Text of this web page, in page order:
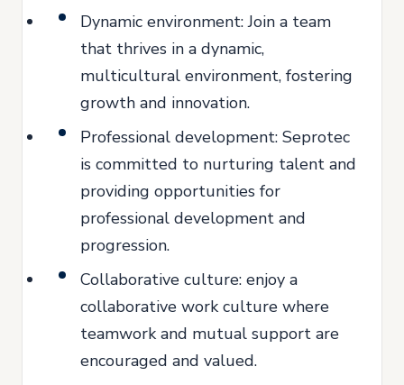
Dynamic environment: Join a team
that thrives in a dynamic,
multicultural environment, fostering
growth and innovation.
Professional development: Seprotec
is committed to nurturing talent and
providing opportunities for
professional development and
progression.
Collaborative culture: enjoy a
collaborative work culture where
teamwork and mutual support are
encouraged and valued.